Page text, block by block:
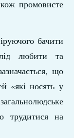
промовисте
бачити
любити та
що
«які носять у
трудитися на